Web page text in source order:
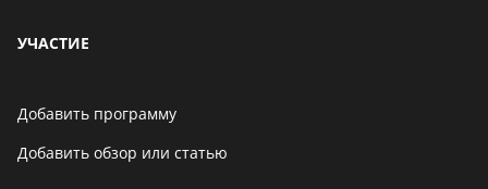
УЧАСТИЕ
Добавить программу
Добавить обзор или статью